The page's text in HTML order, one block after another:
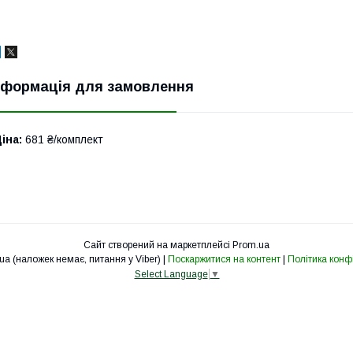
для замовлення
681 ₴/комплект
Сайт створений на маркетплейсі Prom.ua
Поскаржитися на контент
Політика
Select Language ▼